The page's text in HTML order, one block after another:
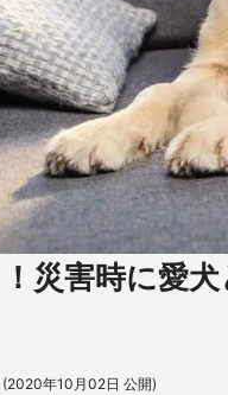
災害時に愛
2020年10月02日 公開)